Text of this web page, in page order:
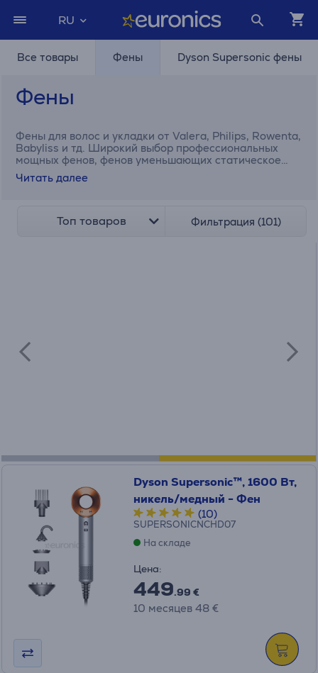
RU
Все товары Фены Dyson Supersonic фены
Фены
Фены для волос и укладки от Valera, Philips, Rowenta,
Babyliss и тд. Широкий выбор профессиональных
мощных фенов, фенов уменьшающих статическое
электричество и с функцией обдува холодным
воздухом.
Читать далее
Топ товаров Фильтрация (101)
Dyson Supersonic™, 1600 Вт,
никель/медный - Фен
(10)
SUPERSONICNCHD07
На складе
Цена:
449.99 €
10 месяцев 48 €